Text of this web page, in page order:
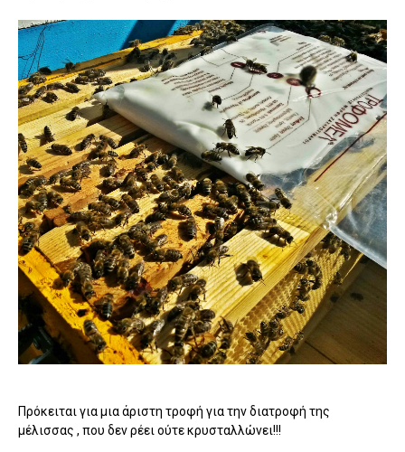
Πρόκειται για μια άριστη τροφή για την διατροφή της
μέλισσας , που δεν ρέει ούτε κρυσταλλώνει!!!